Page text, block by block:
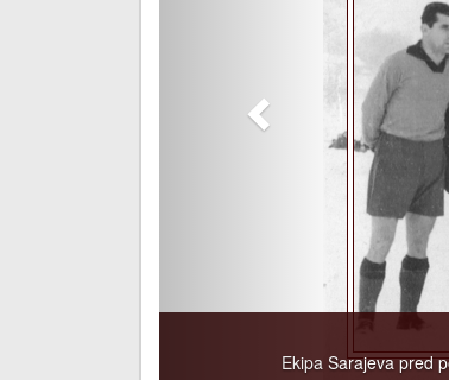
Ekipa Sarajeva pred